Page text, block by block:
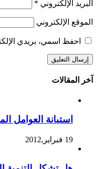
البريد الإلكتروني *
الموقع الإلكتروني
احفظ اسمي، بريدي
آخر المقالات
استبانة العوامل
19 فبراير,2012